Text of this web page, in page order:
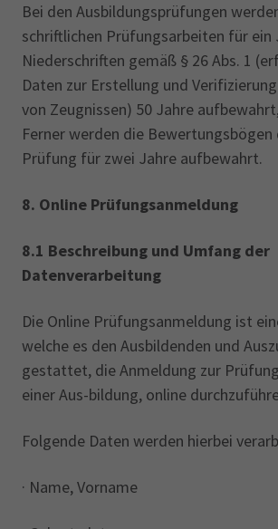
Bei den Ausbildungsprüfungen
schriftlichen Prüfungsarbeiten für ein
Niederschriften gemäß § 26 Abs. 1
Daten zur Erstellung und
von Zeugnissen) 50 Jahre
Ferner werden die
Prüfung für zwei Jahre aufbewahrt.
8. Online Prüfungsanmeldung
8.1 Beschreibung und Umfang der
Datenverarbeitung
Die Online Prüfungsanmeldung ist
welche es den Ausbildenden und
gestattet, die Anmeldung zur
einer Aus-bildung, online
Folgende Daten werden hierbei
· Name, Vorname